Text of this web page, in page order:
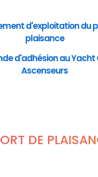
d'exploitation du
plaisance
d'adhésion au Yacht
Ascenseurs
DE